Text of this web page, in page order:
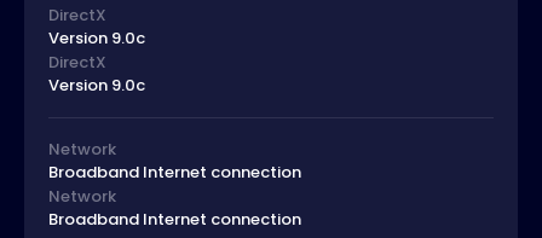
DirectX
Version 9.0c
DirectX
Version 9.0c
Network
Broadband Internet connection
Network
Broadband Internet connection